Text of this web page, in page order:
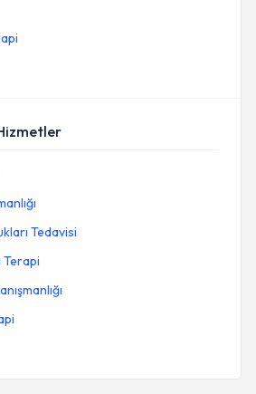
Tedavisi
Terapi